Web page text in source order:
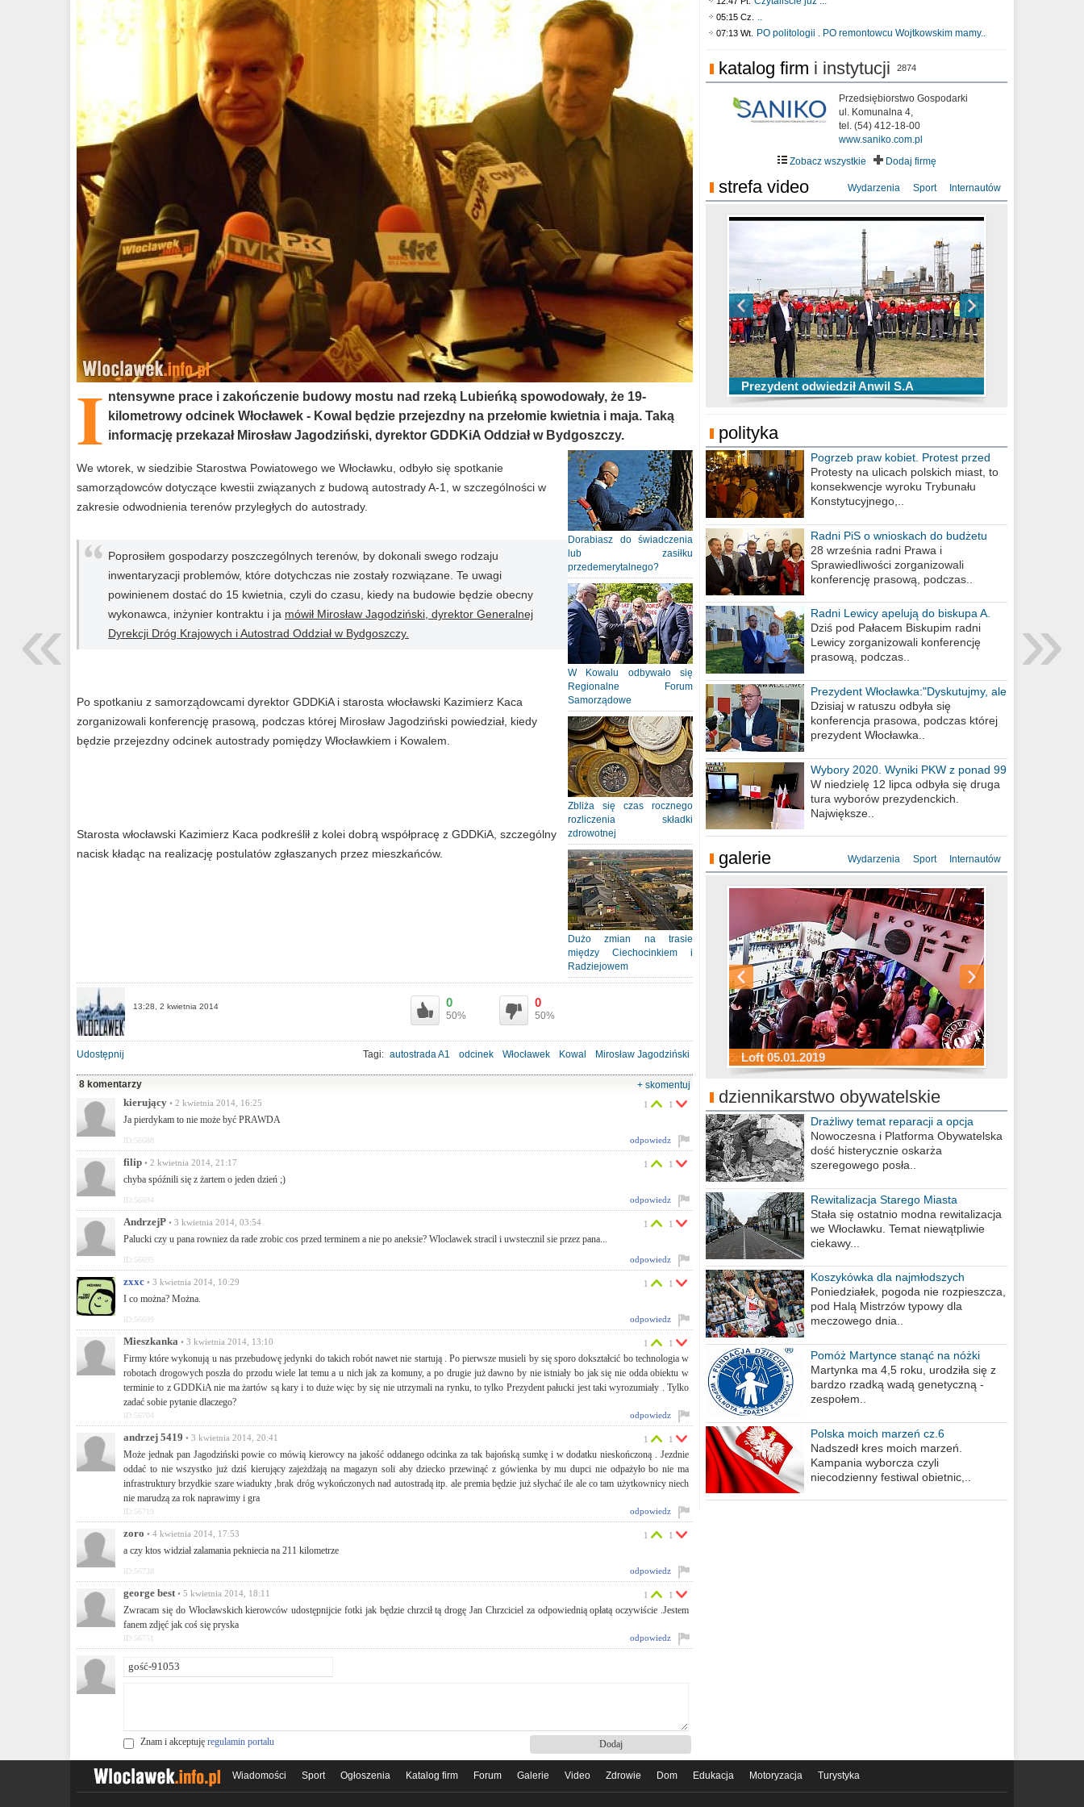
I ntensywne prace i zakończenie budowy mostu nad rzeką Lubieńką spowodowały, że 19-
kilometrowy odcinek Włocławek - Kowal będzie przejezdny na przełomie kwietnia i maja. Taką
informację przekazał Mirosław Jagodziński, dyrektor GDDKiA Oddział w Bydgoszczy.
Dorabiasz do świadczenia
lub zasiłku
przedemerytalnego?
W Kowalu odbywało się
Regionalne Forum
Samorządowe
Zbliża się czas rocznego
rozliczenia składki
zdrowotnej
Dużo zmian na trasie
między Ciechocinkiem i
Radziejowem
We wtorek, w siedzibie Starostwa Powiatowego we Włocławku, odbyło się spotkanie
samorządowców dotyczące kwestii związanych z budową autostrady A-1, w szczególności w
zakresie odwodnienia terenów przyległych do autostrady.
Poprosiłem gospodarzy poszczególnych terenów, by dokonali swego rodzaju
inwentaryzacji problemów, które dotychczas nie zostały rozwiązane. Te uwagi
powinienem dostać do 15 kwietnia, czyli do czasu, kiedy na budowie będzie obecny
wykonawca, inżynier kontraktu i ja mówił Mirosław Jagodziński, dyrektor Generalnej
Dyrekcji Dróg Krajowych i Autostrad Oddział w Bydgoszczy.
Po spotkaniu z samorządowcami dyrektor GDDKiA i starosta włocławski Kazimierz Kaca
zorganizowali konferencję prasową, podczas której Mirosław Jagodziński powiedział, kiedy
będzie przejezdny odcinek autostrady pomiędzy Włocławkiem i Kowalem.
Starosta włocławski Kazimierz Kaca podkreślił z kolei dobrą współpracę z GDDKiA, szczególny
nacisk kładąc na realizację postulatów zgłaszanych przez mieszkańców.
13:28, 2 kwietnia 2014 0
50%
0
50%
Udostępnij Tagi: autostrada A1 odcinek Włocławek Kowal
Mirosław Jagodziński
8 komentarzy
+ skomentuj
kierujący • 2 kwietnia 2014, 16:25
Ja pierdykam to nie może być PRAWDA
1 1
odpowiedz
ID:56688
filip • 2 kwietnia 2014, 21:17
chyba spóźnili się z żartem o jeden dzień ;)
1 1
odpowiedz
ID:56694
AndrzejP • 3 kwietnia 2014, 03:54
Palucki czy u pana rowniez da rade zrobic cos przed terminem a nie po aneksie? Wloclawek stracil i uwstecznil sie przez pana...
1 1
odpowiedz
ID:56695
zxxc • 3 kwietnia 2014, 10:29
I co można? Można.
1 1
odpowiedz
ID:56699
Mieszkanka • 3 kwietnia 2014, 13:10
Firmy które wykonują u nas przebudowę jedynki do takich robót nawet nie startują . Po pierwsze musieli by się sporo dokształcić bo technologia w
robotach drogowych poszła do przodu wiele lat temu a u nich jak za komuny, a po drugie już dawno by nie istniały bo jak się nie odda obiektu w
terminie to z GDDKiA nie ma żartów są kary i to duże więc by się nie utrzymali na rynku, to tylko Prezydent pałucki jest taki wyrozumiały . Tylko
zadać sobie pytanie dlaczego?
1 1
odpowiedz
ID:56704
andrzej 5419 • 3 kwietnia 2014, 20:41
Może jednak pan Jagodziński powie co mówią kierowcy na jakość oddanego odcinka za tak bajońską sumkę i w dodatku nieskończoną . Jezdnie
oddać to nie wszystko już dziś kierujący zajeżdżają na magazyn soli aby dziecko przewinąć z gówienka by mu dupci nie odpażyło bo nie ma
infrastruktury brzydkie szare wiadukty ,brak dróg wykończonych nad autostradą itp. ale premia będzie już słychać ile ale co tam użytkownicy niech
nie marudzą za rok naprawimy i gra
1 1
odpowiedz
ID:56719
zoro • 4 kwietnia 2014, 17:53
a czy ktos widział zalamania pekniecia na 211 kilometrze
1 1
odpowiedz
ID:56738
george best • 5 kwietnia 2014, 18:11
Zwracam się do Włocławskich kierowców udostępnijcie fotki jak będzie chrzcił tą drogę Jan Chrzciciel za odpowiednią opłatą oczywiście .Jestem
fanem zdjęć jak coś się pryska
1 1
odpowiedz
ID:56751
Znam i akceptuję regulamin portalu
05:15 Cz. ..
07:13 Wt. PO politologii . PO remontowcu Wojtkowskim mamy..
katalog firm i instytucji 2874
Przedsiębiorstwo Gospodarki
ul. Komunalna 4,
tel. (54) 412-18-00
www.saniko.com.pl
Zobacz wszystkie
Dodaj firmę
strefa video Wydarzenia Sport Internautów
Prezydent odwiedził Anwil S.A
TOP 10 przechwytów Anwilu Włocławek
w EBL w sezonie 2019/2020
TOP 5 rzutów Anwilu Włocławek w BCL
w sezonie 2019/2020
Ni To Ponk - W oczach mamy strach
sixf33t .Last Year DRONE FOOTAGE
Włocławek
XXIII Sesja Rady Miasta Włocławek VIII
kadencji w dniu 09.06.2020 r.
polityka
Pogrzeb praw kobiet. Protest przed
biurem poselskim PiS
Protesty na ulicach polskich miast, to
konsekwencje wyroku Trybunału
Konstytucyjnego,..
Radni PiS o wnioskach do budżetu
miasta na 2021 rok
28 września radni Prawa i
Sprawiedliwości zorganizowali
konferencję prasową, podczas..
Radni Lewicy apelują do biskupa A.
Wiesława Meringa
Dziś pod Pałacem Biskupim radni
Lewicy zorganizowali konferencję
prasową, podczas..
Prezydent Włocławka:"Dyskutujmy, ale
nie obrażajmy się”
Dzisiaj w ratuszu odbyła się
konferencja prasowa, podczas której
prezydent Włocławka..
Wybory 2020. Wyniki PKW z ponad 99
procent obwodów
W niedzielę 12 lipca odbyła się druga
tura wyborów prezydenckich.
Największe..
galerie Wydarzenia Sport Internautów
Loft 05.01.2019
Sylwester Podgrodzie 31.12.2018
Sylwester Pensjonat Michelin 31.12.2018
Sylwester Hotel Młyn 31.12.2018
Sylwester Miejski 31.12.2018
Sylwester Loft 31.12.2018
dziennikarstwo obywatelskie
Drażliwy temat reparacji a opcja
berlińska
Nowoczesna i Platforma Obywatelska
dość histerycznie oskarża
szeregowego posła..
Rewitalizacja Starego Miasta
Stała się ostatnio modna rewitalizacja
we Włocławku. Temat niewątpliwie
ciekawy...
Koszykówka dla najmłodszych
Poniedziałek, pogoda nie rozpieszcza,
pod Halą Mistrzów typowy dla
meczowego dnia..
Pomóż Martynce stanąć na nóżki
Martynka ma 4,5 roku, urodziła się z
bardzo rzadką wadą genetyczną -
zespołem..
Polska moich marzeń cz.6
Nadszedł kres moich marzeń.
Kampania wyborcza czyli
niecodzienny festiwal obietnic,..
Wiadomości Sport Ogłoszenia Katalog firm Forum Galerie Video Zdrowie Dom Edukacja Motoryzacja Turystyka
»
«